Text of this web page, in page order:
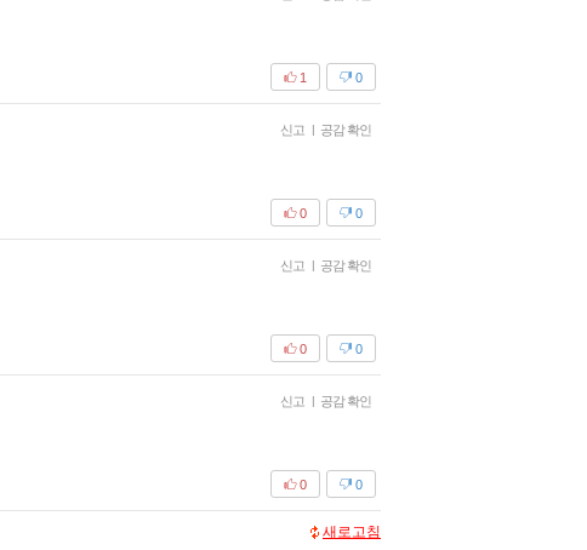
0
1
신고 | 공감 확인
0
0
신고 | 공감 확인
0
0
신고 | 공감 확인
0
0
새로고침